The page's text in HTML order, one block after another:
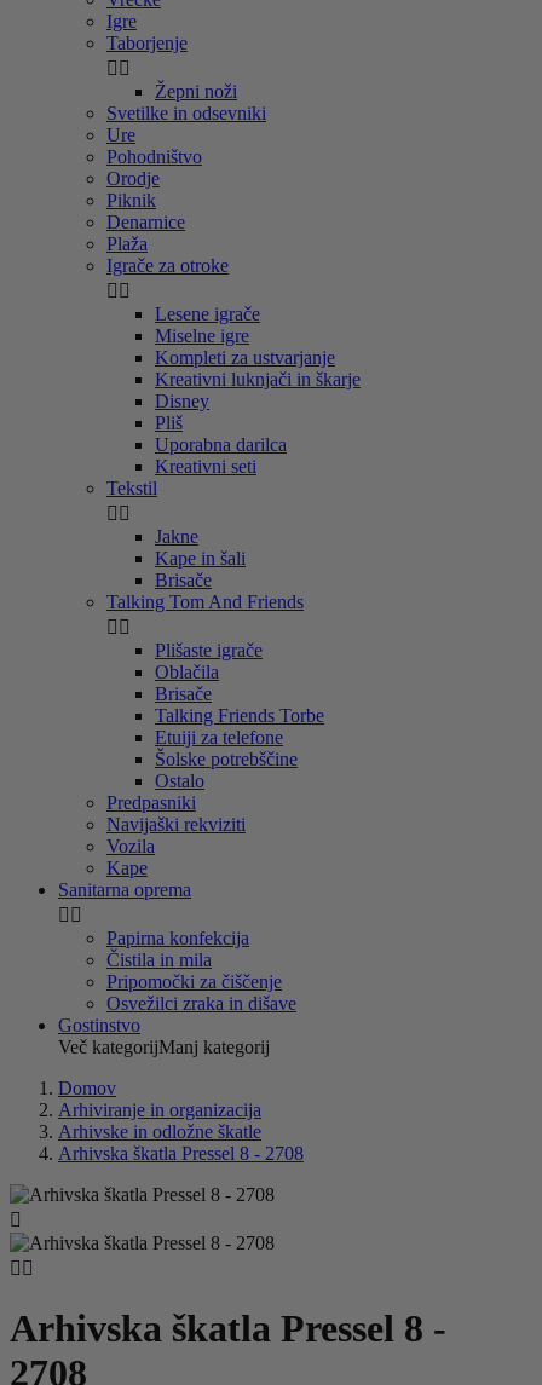
Igre
Taborjenje
 
Žepni noži
Svetilke in odsevniki
Ure
Pohodništvo
Orodje
Piknik
Denarnice
Plaža
Igrače za otroke
 
Lesene igrače
Miselne igre
Kompleti za ustvarjanje
Kreativni luknjači in škarje
Disney
Pliš
Uporabna darilca
Kreativni seti
Tekstil
 
Jakne
Kape in šali
Brisače
Talking Tom And Friends
 
Plišaste igrače
Oblačila
Brisače
Talking Friends Torbe
Etuiji za telefone
Šolske potrebščine
Ostalo
Predpasniki
Navijaški rekviziti
Vozila
Kape
Sanitarna oprema
 
Papirna konfekcija
Čistila in mila
Pripomočki za čiščenje
Osvežilci zraka in dišave
Gostinstvo
Več kategorijManj kategorij
Domov
Arhiviranje in organizacija
Arhivske in odložne škatle
Arhivska škatla Pressel 8 - 2708

 
Arhivska škatla Pressel 8 -
2708